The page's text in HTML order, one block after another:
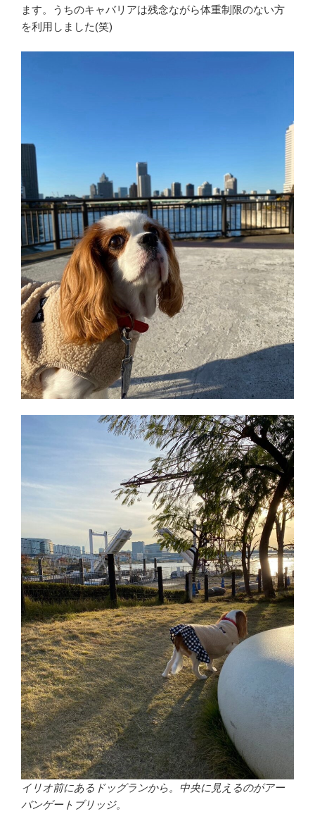
ます。うちのキャバリアは残念ながら体重制限のない方
を利用しました(笑)
イリオ前にあるドッグランから。中央に見えるのがアー
バンゲートブリッジ。